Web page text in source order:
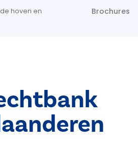
gaan
hoven en
Brochures